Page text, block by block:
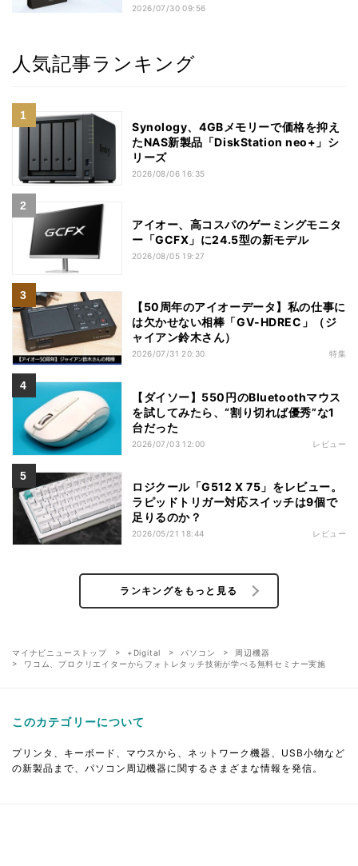
2026/07/30 09:56
人気記事ランキング
Synology、4GBメモリーで価格を抑え
たNAS新製品「DiskStation neo+」シ
リーズ
2026/08/06 16:35
アイオー、高コスパのゲーミングモニタ
ー「GCFX」に24.5型の新モデル
2026/08/05 19:27
【50周年のアイオーデータ】私の仕事に
は欠かせない相棒「GV-HDREC」（ジ
ャイアン鈴木さん）
2026/07/31 20:30 特集
【ダイソー】550円のBluetoothマウス
を試してみたら、“割り切れば優秀”な1
台だった
2026/07/03 12:00 レビュー
ロジクール「G512 X 75」をレビュー。
ラピッドトリガー対応スイッチは9個で
足りるのか？
2026/05/21 18:44 レビュー
ランキングをもっと見る
マイナビニューストップ +Digital パソコン
周辺機器
ワコム、プロクリエイターからフォトレタッチ技術が学べる無料セミナー実施
このカテゴリーについて
プリンタ、キーボード、マウスから、ネットワーク機器、USB小物など
の新製品まで、パソコン周辺機器に関するさまざまな情報を発信。